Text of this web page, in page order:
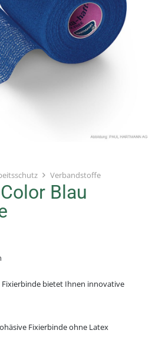
Verbandstoffe
Blau
Fixierbinde bietet Ihnen innovative
Fixierbinde ohne Latex